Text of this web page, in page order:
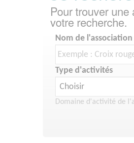
Pour trouver
votre recherche.
Nom de l'association
Type d'activités
Domaine d'activité de